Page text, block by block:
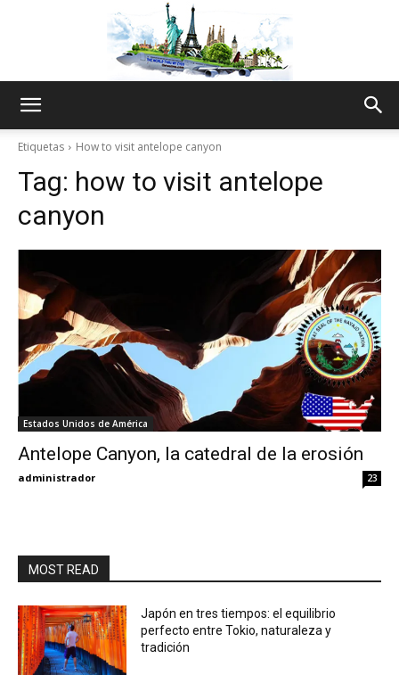
My
Etiquetas How to visit antelope canyon
Tag: how to visit antelope
canyon
Estados Unidos de América
Antelope Canyon, la catedral de la erosión
administrador 23
MOST READ
Japón en tres tiempos: el equilibrio
perfecto entre Tokio, naturaleza y
tradición